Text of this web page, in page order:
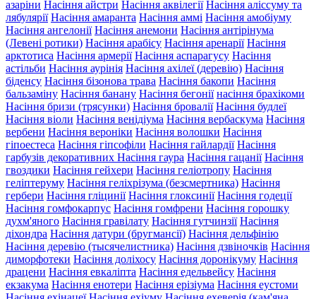
азаріни Насіння айстри Насіння аквілегії Насіння аліссуму та
лябулярії Насіння амаранта Насіння аммі Насіння амобіуму
Насіння ангелонії Насіння анемони Насіння антірінума
(Левені ротики) Насіння арабісу Насіння аренарії Насіння
арктотиса Насіння армерії Насіння аспарагусу Насіння
астільби Насіння аурінія Насіння ахілеї (деревію) Насіння
біденсу Насіння бізонова трава Насіння бакопи Насіння
бальзаміну Насіння банану Насіння бегонії насіння брахікоми
Насіння бризи (трясунки) Насіння бровалії Насіння будлеї
Насіння віоли Насіння венідіума Насіння вербаскума Насіння
вербени Насіння вероніки Насіння волошки Насіння
гіпоестеса Насіння гіпсофіли Насіння гайлардії Насіння
гарбузів декоративних Насіння гаура Насіння гацанії Насіння
гвоздики Насіння гейхери Насіння геліотропу Насіння
геліптеруму Насіння геліхрізума (безсмертника) Насіння
гербери Насіння гліцинії Насіння глоксинії Насіння годеції
Насіння гомфокарпус Насіння гомфрени Насіння горошку
духм'яного Насіння гравілату Насіння гутчинзії Насіння
діхондра Насіння датури (бругмансії) Насіння дельфінію
Насіння деревію (тысячелистника) Насіння дзвіночків Насіння
диморфотеки Насіння доліхосу Насіння доронікуму Насіння
драцени Насіння евкаліпта Насіння едельвейсу Насіння
екзакума Насіння енотери Насіння ерізіума Насіння еустоми